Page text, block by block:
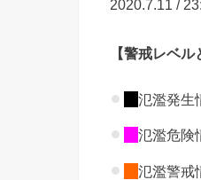
2020.7.11 /
【警戒レベル
氾濫発生
氾濫危険
氾濫警戒